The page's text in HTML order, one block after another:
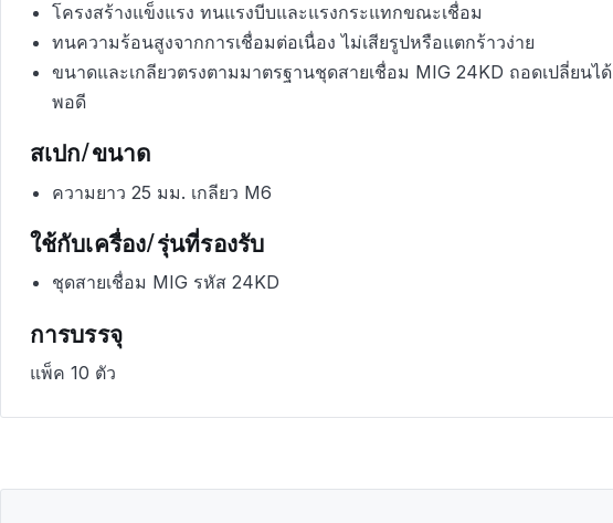
โครงสร้างแข็งแรง ทนแรงบีบและแรงกระแทกขณะเชื่อม
ทนความร้อนสูงจากการเชื่อมต่อเนื่อง ไม่เสียรูปหรือแตกร้าวง่าย
ขนาดและเกลียวตรงตามมาตรฐานชุดสายเชื่อม MIG 24KD ถอดเปลี่ยนได้
พอดี
สเปก/ขนาด
ความยาว 25 มม. เกลียว M6
ใช้กับเครื่อง/รุ่นที่รองรับ
ชุดสายเชื่อม MIG รหัส 24KD
การบรรจุ
แพ็ค 10 ตัว